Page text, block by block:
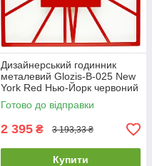
Дизайнерський годинник
металевий Glozis-B-025 New
York Red Нью-Йорк червоний
(35 см) [Метал, Відкритий,
Кольори]
Готово до відправки
2 395 ₴ 3 193,33 ₴
Купити